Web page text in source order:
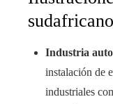
Industria
instalación de
industriales